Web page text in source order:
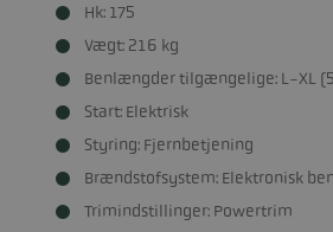
Hk: 175
Vægt: 216 kg
Benlængder tilgængelige: L-XL
Start: Elektrisk
Styring: Fjernbetjening
Brændstofsystem: Elektronisk
Trimindstillinger: Powertrim